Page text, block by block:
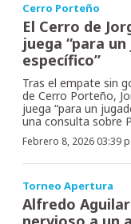
Cerro Porteño
El Cerro de
juega “para
específico”
Tras el empate sin
de Cerro Porteño,
juega “para un
una consulta sobre
Febrero 8, 2026 03:39
Torneo Apertura
Alfredo